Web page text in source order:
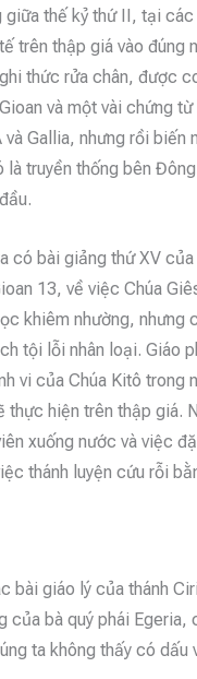
thế kỷ thứ II, tại
trên thập giá vào đúng
thức rửa chân, được
và một vài chứng
Gallia, nhưng rồi
truyền thống bên
có bài giảng thứ XV
13, về việc Chúa
khiêm nhường,
tội lỗi nhân loại. Giáo
vi của Chúa Kitô
thực hiện trên thập giá.
xuống nước và việc
thánh luyện cứu rỗi
bài giáo lý của thánh
của bà quý phái
ta không thấy có dấu